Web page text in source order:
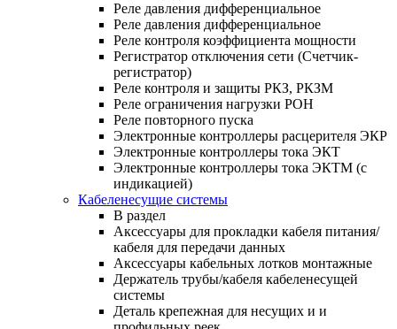
Реле давления дифференциальное
Реле давления дифференциальное
Реле контроля коэффициента мощности
Регистратор отключения сети (Счетчик-
регистратор)
Реле контроля и защиты РКЗ, РКЗМ
Реле ограничения нагрузки РОН
Реле повторного пуска
Электронные контроллеры расцерителя ЭКР
Электронные контроллеры тока ЭКТ
Электронные контроллеры тока ЭКТМ (с
индикацией)
Кабеленесущие системы
В раздел
Аксессуары для прокладки кабеля питания/
кабеля для передачи данных
Аксессуары кабельных лотков монтажные
Держатель трубы/кабеля кабеленесущей
системы
Деталь крепежная для несущих и и